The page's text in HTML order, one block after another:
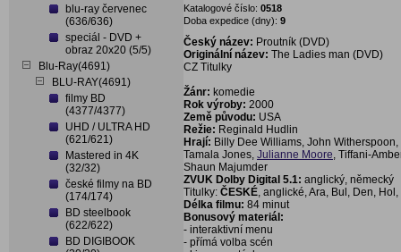
blu-ray červenec
(636/636)
speciál - DVD +
obraz 20x20 (5/5)
Blu-Ray(4691)
BLU-RAY(4691)
filmy BD
(4377/4377)
UHD / ULTRA HD
(621/621)
Mastered in 4K
(32/32)
české filmy na BD
(174/174)
BD steelbook
(622/622)
BD DIGIBOOK
Katalogové číslo: 0518
Doba expedice (dny): 9
Český název: Proutník (DVD)
Originální název: The Ladies man (DVD)
CZ Titulky
Žánr: komedie
Rok výroby: 2000
Země původu: USA
Režie: Reginald Hudlin
Hrají: Billy Dee Williams, John
Tamala Jones, Julianne Moore, Tiffani-
Shaun Majumder
ZVUK Dolby Digital 5.1: anglický, německý
Titulky: ČESKÉ, anglické, Ara, Bul, Den,
Délka filmu: 84 minut
Bonusový materiál:
- interaktivní menu
- přímá volba scén